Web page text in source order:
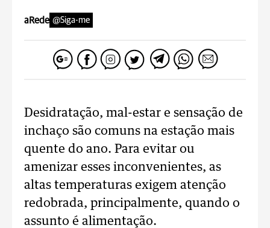
aRede @Siga-me
Desidratação, mal-estar e sensação de
inchaço são comuns na estação mais
quente do ano. Para evitar ou
amenizar esses inconvenientes, as
altas temperaturas exigem atenção
redobrada, principalmente, quando o
assunto é alimentação.